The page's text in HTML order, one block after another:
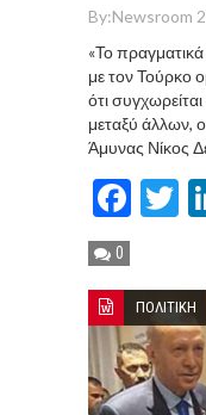
By:Newsroom 2
«Το
με τον Τούρκο
ότι
μεταξύ άλλων,
Άμυνας Νίκος
0
ΠΟΛΙΤΙΚΗ